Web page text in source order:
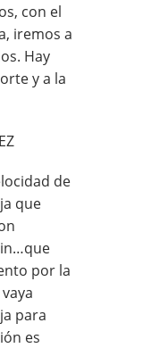
con el
iremos a
Hay
y a la
de
que
por la
para
es